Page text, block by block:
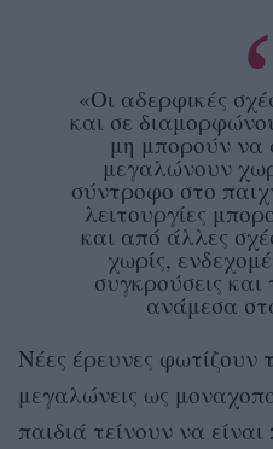
«Οι αδερφικές
και σε
μη μπορούν
μεγαλώνουν
σύντροφο στο
λειτουργίες
και από άλλες
χωρίς,
συγκρούσεις
ανάμεσα
Νέες έρευνες φωτίζουν
μεγαλώνεις ως
παιδιά τείνουν να είναι